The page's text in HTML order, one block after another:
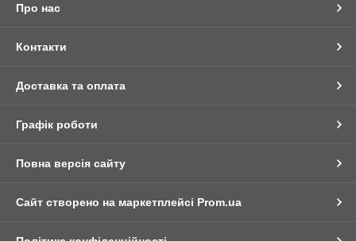
Про нас
Контакти
Доставка та оплата
Графік роботи
Повна версія сайту
Сайт створено на маркетплейсі Prom.ua